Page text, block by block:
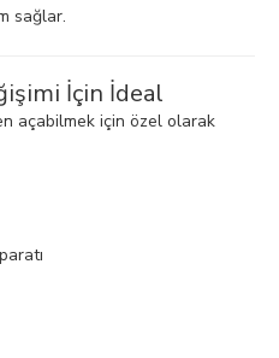
sağlar.
İçin İdeal
açabilmek için özel olarak